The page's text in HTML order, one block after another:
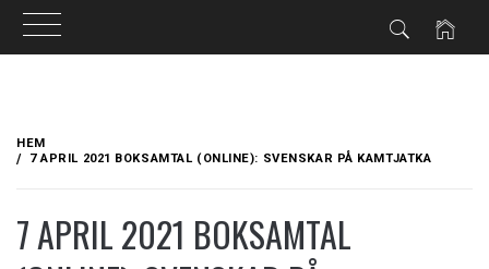
innehåll
HEM
7 APRIL 2021 BOKSAMTAL (ONLINE): SVENSKAR PÅ KAMTJATKA
7 APRIL 2021 BOKSAMTAL